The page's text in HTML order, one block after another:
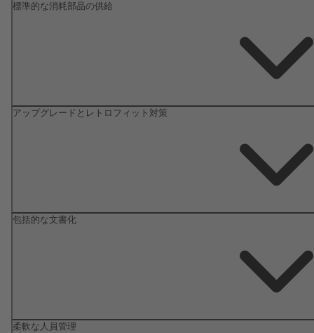
標準的な消耗部品の供給
アップグレードとレトロフィット対策
包括的な文書化
柔軟な人員管理